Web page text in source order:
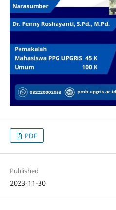
PDF
Published
2023-11-30